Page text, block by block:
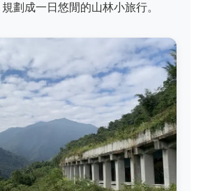
劃成一日悠閒的山林小旅行。